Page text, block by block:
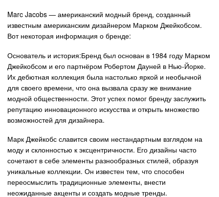
Marc Jacobs — американский модный бренд, созданный
известным американским дизайнером Марком Джейкобсом.
Вот некоторая информация о бренде:
Основатель и история:Бренд был основан в 1984 году Марком
Джейкобсом и его партнёром Робертом Дауней в Нью-Йорке.
Их дебютная коллекция была настолько яркой и необычной
для своего времени, что она вызвала сразу же внимание
модной общественности. Этот успех помог бренду заслужить
репутацию инновационного искусства и открыть множество
возможностей для дизайнера.
Марк Джейкобс славится своим нестандартным взглядом на
моду и склонностью к эксцентричности. Его дизайны часто
сочетают в себе элементы разнообразных стилей, образуя
уникальные коллекции. Он известен тем, что способен
переосмыслить традиционные элементы, внести
неожиданные акценты и создать модные тренды.